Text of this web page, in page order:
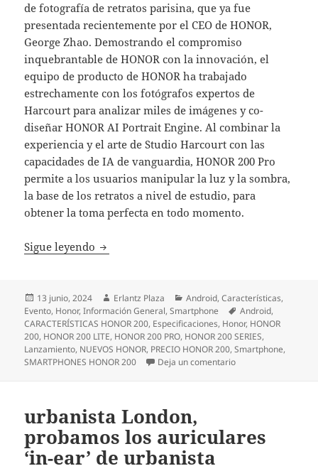
de fotografía de retratos parisina, que ya fue
presentada recientemente por el CEO de HONOR,
George Zhao. Demostrando el compromiso
inquebrantable de HONOR con la innovación, el
equipo de producto de HONOR ha trabajado
estrechamente con los fotógrafos expertos de
Harcourt para analizar miles de imágenes y co-
diseñar HONOR AI Portrait Engine. Al combinar la
experiencia y el arte de Studio Harcourt con las
capacidades de IA de vanguardia, HONOR 200 Pro
permite a los usuarios manipular la luz y la sombra,
la base de los retratos a nivel de estudio, para
obtener la toma perfecta en todo momento.
Sigue leyendo La familia HONOR 200 llega oficialmente
Publicado
el
13 junio, 2024 Autor
Erlantz Plaza Categorías
Android,Características,
Evento, Honor,Información General,Smartphone Etiquetas
Android,
CARACTERÍSTICAS HONOR 200, Especificaciones, Honor, HONOR
200, HONOR 200 LITE, HONOR 200 PRO, HONOR 200 SERIES,
Lanzamiento, NUEVOS HONOR, PRECIO HONOR 200,Smartphone,
SMARTPHONES HONOR 200
Deja un comentarioen La familia
urbanista London,
probamos los auriculares
‘in-ear’ de urbanista